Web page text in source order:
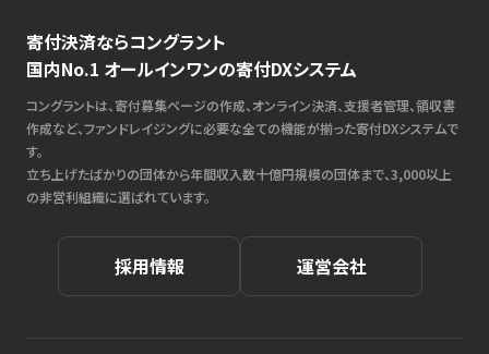
寄付決済ならコングラント
国内No.1 オールインワンの寄付DXシステム
コングラントは、寄付募集ページの作成、オンライン決済、支援者管理、領収書
作成など、ファンドレイジングに必要な全ての機能が揃った寄付DXシステムで
す。
立ち上げたばかりの団体から年間収入数十億円規模の団体まで、3,000以上
の非営利組織に選ばれています。
採用情報 運営会社